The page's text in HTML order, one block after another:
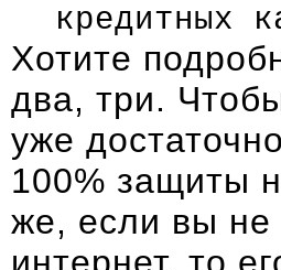
кредитных
Хотите
два, три.
уже
100% защиты
же, если вы не
интернет, то